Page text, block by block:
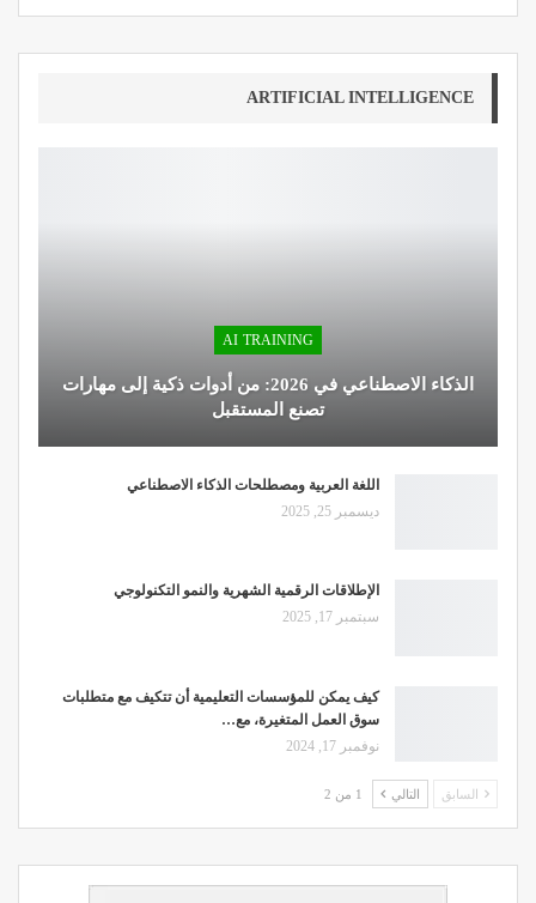
ARTIFICIAL INTELLIGENCE
AI TRAINING
الذكاء الاصطناعي في 2026: من أدوات ذكية إلى مهارات
تصنع المستقبل
اللغة العربية ومصطلحات الذكاء الاصطناعي
ديسمبر 25, 2025
الإطلاقات الرقمية الشهرية والنمو التكنولوجي
سبتمبر 17, 2025
كيف يمكن للمؤسسات التعليمية أن تتكيف مع متطلبات
سوق العمل المتغيرة، مع…
نوفمبر 17, 2024
السابق التالي 1 من 2